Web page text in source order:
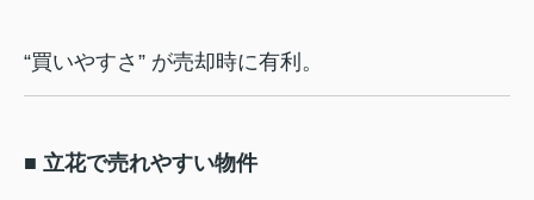
“買いやすさ” が売却時に有利。
■ 立花で売れやすい物件